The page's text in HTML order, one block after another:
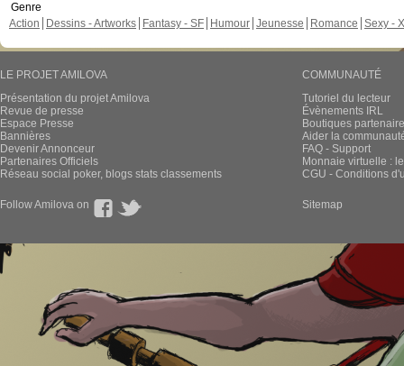
Genre
Action
Dessins - Artworks Fantasy - SF Humour Jeunesse Romance Sexy -
LE PROJET AMILOVA
Présentation du projet Amilova
Revue de presse
Espace Presse
Bannières
Devenir Annonceur
Partenaires Officiels
Réseau social poker, blogs stats classements
COMMUNAUTÉ
Tutoriel du lecteur
Évènements IRL
Boutiques
Aider la
FAQ - Support
Monnaie virtuelle :
CGU - Conditions
Follow Amilova on Sitemap